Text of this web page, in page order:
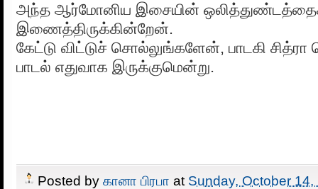
அந்த ஆர்மோனிய இசையின்
இணைத்திருக்கின்றேன்.
கேட்டு விட்டுச் சொல்லுங்களேன், பாடகி
பாடல் எதுவாக இருக்குமென்று.
Posted by கானா பிரபா at Sunday, October 14,